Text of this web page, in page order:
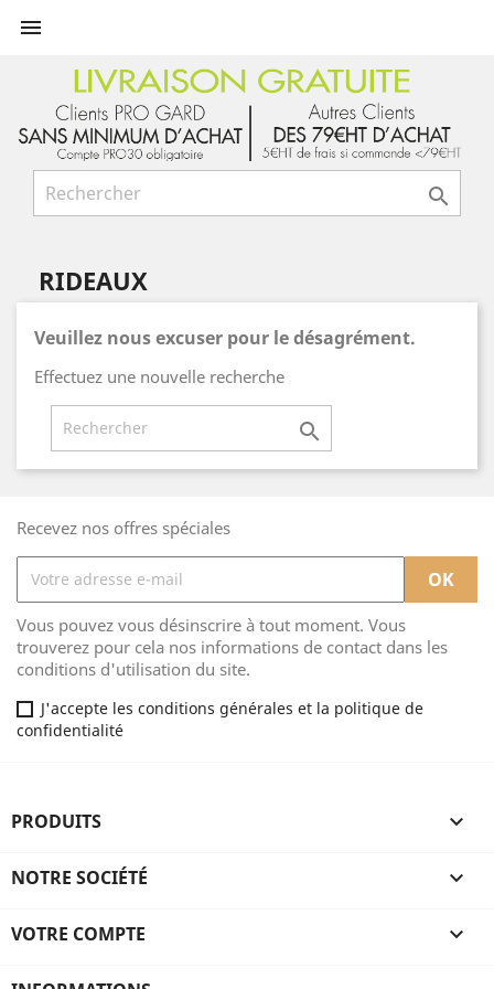


RIDEAUX
Veuillez nous excuser pour le désagrément.
Effectuez une nouvelle recherche

Recevez nos offres spéciales
Vous pouvez vous désinscrire à tout moment. Vous
trouverez pour cela nos informations de contact dans les
conditions d'utilisation du site.
J'accepte les conditions générales et la politique de
confidentialité
PRODUITS 
NOTRE SOCIÉTÉ 
VOTRE COMPTE 